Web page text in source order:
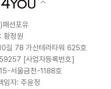
션포유
황정원
길 78 가산테라타워 625호
[사업자등록번호]
서울금천-1188호
임자: 주윤정